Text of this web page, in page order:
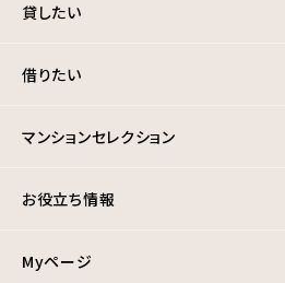
貸したい
借りたい
マンションセレクション
お役立ち情報
Myページ